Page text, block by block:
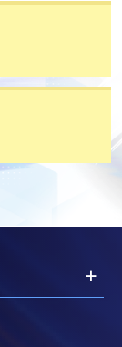
被取消)及
。
為 閣下已獲
後儘快通知申
還已繳交的
的平台。雖然
全使用、資訊